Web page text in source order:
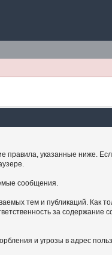
правила, указанные ниже.
сообщения.
тем и публикаций.
за содержание
и угрозы в адрес